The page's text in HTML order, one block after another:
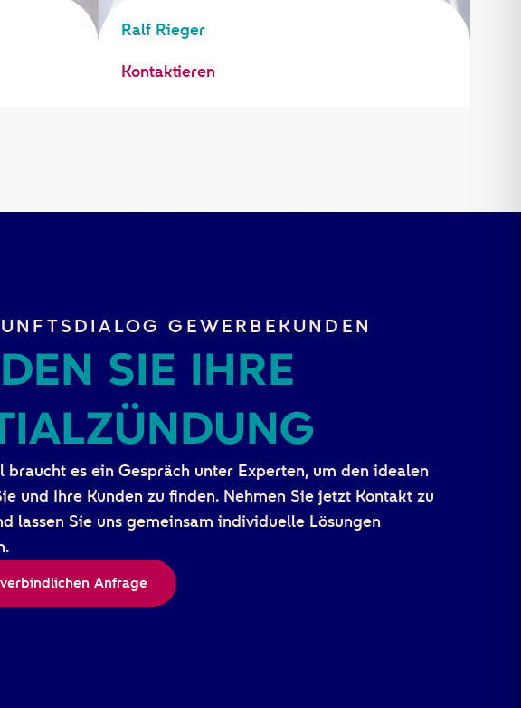
Ralf Rieger
Kontaktieren
GEWERBEKUNDEN​
SIE IHRE
braucht es ein Gespräch unter Experten, um den idealen
und Ihre Kunden zu finden. Nehmen Sie jetzt Kontakt zu
lassen Sie uns gemeinsam individuelle Lösungen
Anfrage